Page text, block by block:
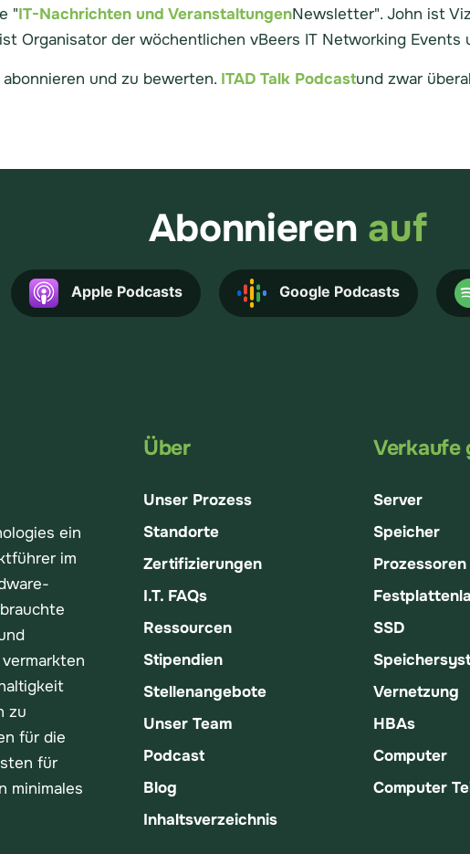
"IT-Nachrichten und VeranstaltungenNewsletter". John ist
Organisator der wöchentlichen vBeers IT Networking
und zu bewerten. ITAD Talk Podcastund zwar
Abonnieren auf
Apple Podcasts Google Podcasts
ein
im
zu
für die
für
minimales
Über
Unser Prozess
Standorte
Zertifizierungen
I.T. FAQs
Ressourcen
Stipendien
Stellenangebote
Unser Team
Podcast
Blog
Inhaltsverzeichnis
Verkaufe
Server
Speicher
Prozessoren
SSD
Vernetzung
HBAs
Computer
Computer